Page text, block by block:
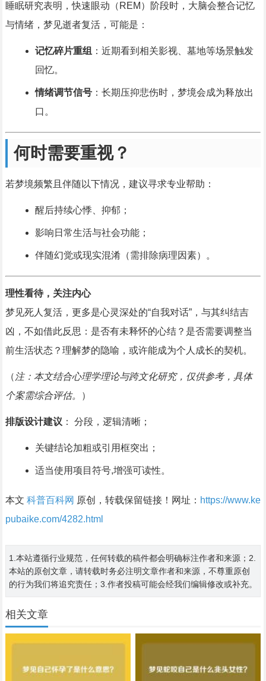
睡眠研究表明，快速眼动（REM）阶段时，大脑会整合记忆
与情绪，梦见逝者复活，可能是：
记忆碎片重组：近期看到相关影视、墓地等场景触发
回忆。
情绪调节信号：长期压抑悲伤时，梦境会成为释放出
口。
何时需要重视？
若梦境频繁且伴随以下情况，建议寻求专业帮助：
醒后持续心悸、抑郁；
影响日常生活与社会功能；
伴随幻觉或现实混淆（需排除病理因素）。
理性看待，关注内心
梦见死人复活，更多是心灵深处的“自我对话”，与其纠结吉
凶，不如借此反思：是否有未释怀的心结？是否需要调整当
前生活状态？理解梦的隐喻，或许能成为个人成长的契机。
（注：本文结合心理学理论与跨文化研究，仅供参考，具体
个案需综合评估。
）
排版设计建议 ： 分段，逻辑清晰；
关键结论加粗或引用框突出；
适当使用项目符号,增强可读性。
本文 科普百科网 原创，转载保留链接！网址： https://www.ke
pubaike.com/4282.html
1.本站遵循行业规范，任何转载的稿件都会明确标注作者和来源；2.
本站的原创文章，请转载时务必注明文章作者和来源，不尊重原创
的行为我们将追究责任；3.作者投稿可能会经我们编辑修改或补充。
相关文章